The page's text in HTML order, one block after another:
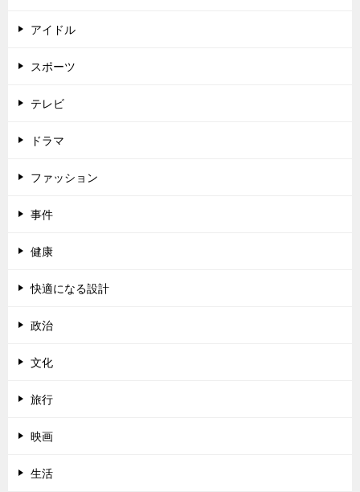
アイドル
スポーツ
テレビ
ドラマ
ファッション
事件
健康
快適になる設計
政治
文化
旅行
映画
生活